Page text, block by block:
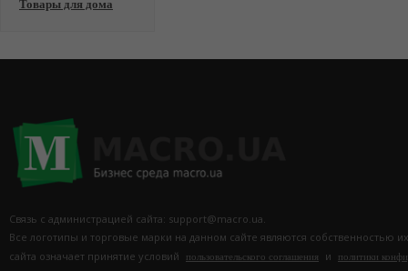
Товары для дома
Связь с администрацией сайта: support@macro.ua.
Все логотипы и торговые марки на данном сайте являются собственностью
сайта означает принятие условий
пользовательского соглашения и политики